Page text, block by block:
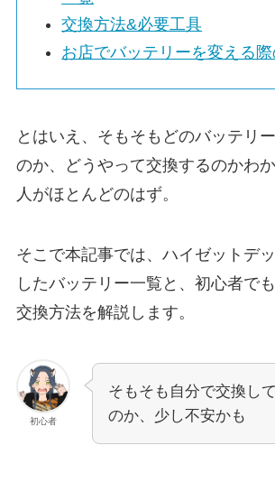
交換方法&必要工具
お店でバッテリーを変える
とはいえ、そもそもどのバッテリ
のか、どうやって交換するのかわ
人がほとんどのはず。
そこで本記事では、ハイゼットデ
したバッテリー一覧と、初心者で
交換方法を解説します。
初心者
そもそも自分で交換し
のか、少し不安かも